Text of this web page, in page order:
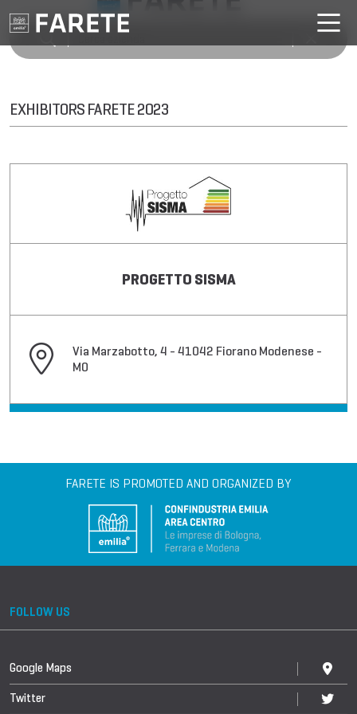
EXHIBITORS FARETE 2023
PROGETTO SISMA
Via Marzabotto, 4 - 41042 Fiorano Modenese -
MO
FARETE IS PROMOTED AND ORGANIZED BY
FOLLOW US
Google Maps
Twitter